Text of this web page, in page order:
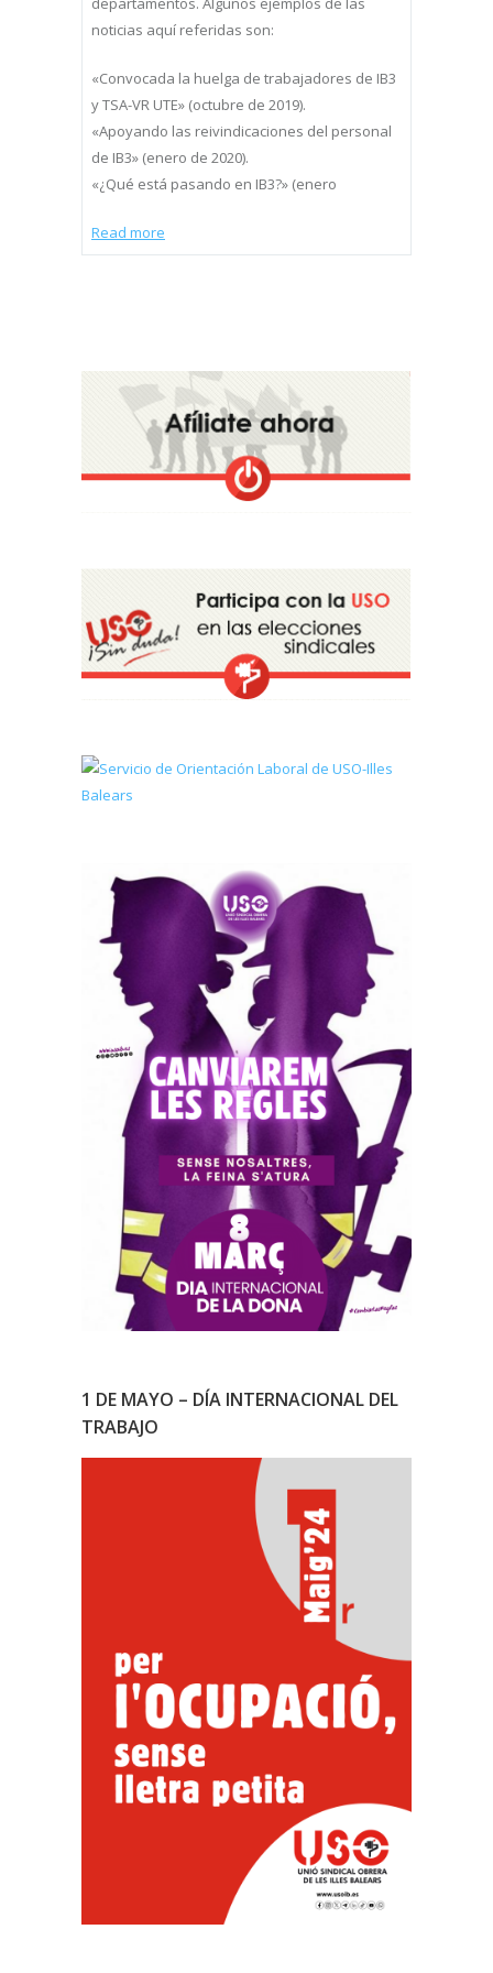
noticias aquí referidas son:
«Convocada la huelga de trabajadores de IB3
y TSA-VR UTE» (octubre de 2019).
«Apoyando las reivindicaciones del personal
de IB3» (enero de 2020).
«¿Qué está pasando en IB3?» (enero
Read more
1 DE MAYO – DÍA INTERNACIONAL DEL
TRABAJO